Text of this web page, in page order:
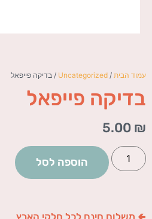
עמוד הבית /
Uncategorized / בדיקה פייפאל
בדיקה פייפאל
5.00 ₪
הוספה לסל